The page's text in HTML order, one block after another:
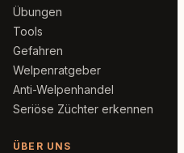
Übungen
Tools
Gefahren
Welpenratgeber
Anti-Welpenhandel
Seriöse Züchter erkennen
ÜBER UNS